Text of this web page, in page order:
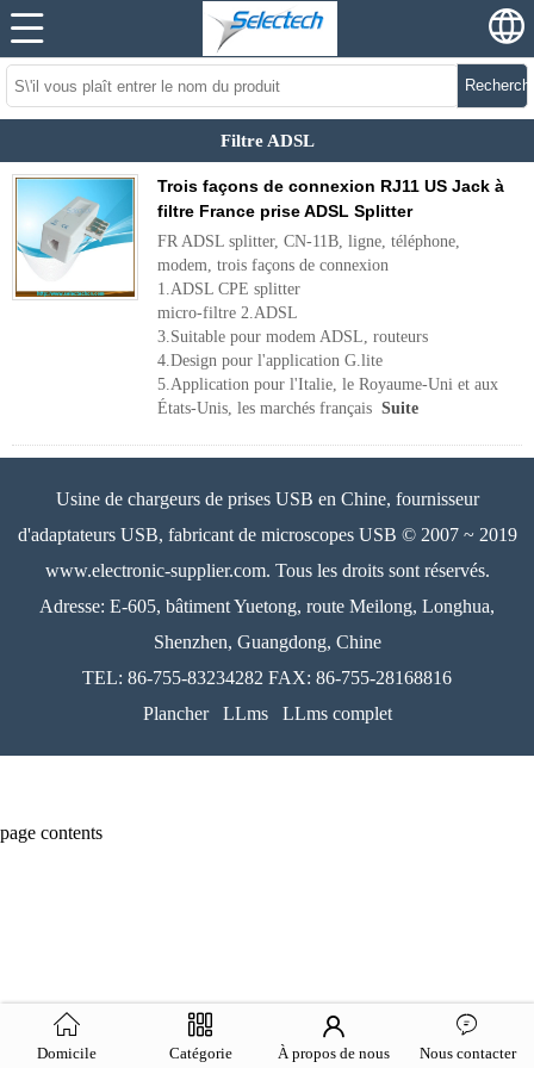
Filtre ADSL
Trois façons de connexion RJ11 US Jack à
filtre France prise ADSL Splitter
FR ADSL splitter, CN-11B, ligne, téléphone,
modem, trois façons de connexion
1.ADSL CPE splitter
micro-filtre 2.ADSL
3.Suitable pour modem ADSL, routeurs
4.Design pour l'application G.lite
5.Application pour l'Italie, le Royaume-Uni et aux
États-Unis, les marchés français Suite
Usine de chargeurs de prises USB en Chine, fournisseur
d'adaptateurs USB, fabricant de microscopes USB © 2007 ~ 2019
www.electronic-supplier.com. Tous les droits sont réservés.
Adresse: E-605, bâtiment Yuetong, route Meilong, Longhua,
Shenzhen, Guangdong, Chine
TEL: 86-755-83234282 FAX: 86-755-28168816
Plancher
LLms LLms complet
page contents
Domicile Catégorie À propos de nous Nous contacter